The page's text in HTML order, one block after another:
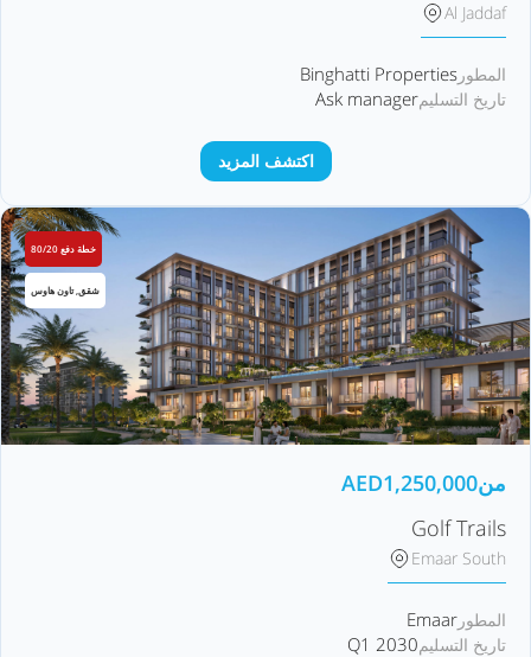
Al Jaddaf
المطور Binghatti Properties
تاريخ التسليمAsk manager
اكتشف المزيد
خطة دفع 80/20
شقق, تاون هاوس
من AED1,250,000
Golf Trails
Emaar South
المطور Emaar
تاريخ التسليمQ1 2030